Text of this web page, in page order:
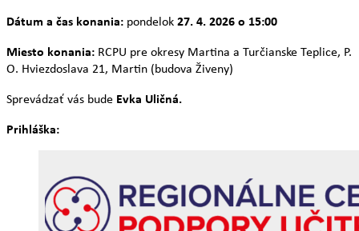
Dátum a čas konania: pondelok27. 4. 2026 o 15:00
Miesto konania: RCPU pre okresy Martina a Turčianske Teplice, P.
O. Hviezdoslava 21, Martin (budova Živeny)
Sprevádzať vás bude Evka Uličná.
Prihláška: